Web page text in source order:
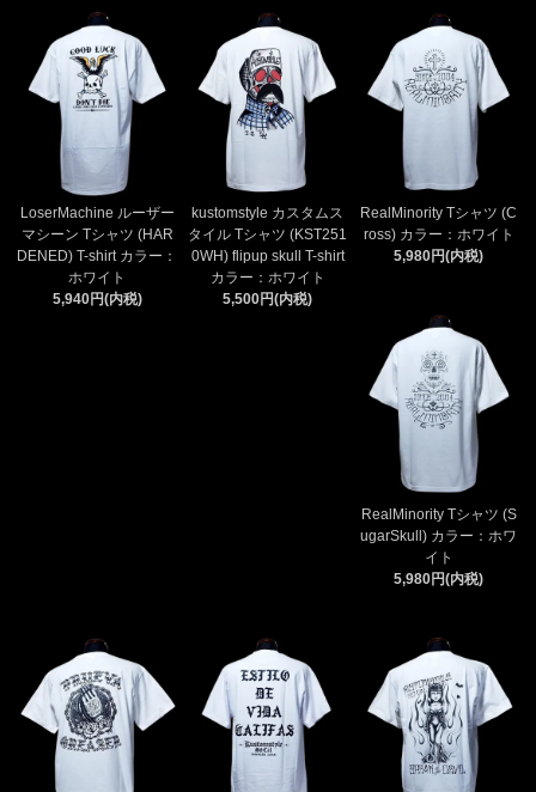
LoserMachine ルーザー
マシーン Tシャツ (HAR
DENED) T-shirt カラー：
ホワイト
5,940円(内税)
kustomstyle カスタムス
タイル Tシャツ (KST251
0WH) flipup skull T-shirt
カラー：ホワイト
5,500円(内税)
RealMinority Tシャツ (C
ross) カラー：ホワイト
5,980円(内税)
RealMinority Tシャツ (S
ugarSkull) カラー：ホワ
イト
5,980円(内税)